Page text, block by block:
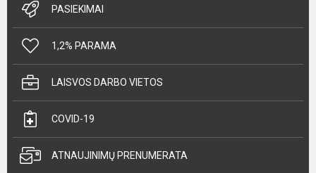
PASIEKIMAI
1,2% PARAMA
LAISVOS DARBO VIETOS
COVID-19
ATNAUJINIMŲ PRENUMERATA